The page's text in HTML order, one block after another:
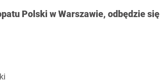
Polski w Warszawie, odbędzie się